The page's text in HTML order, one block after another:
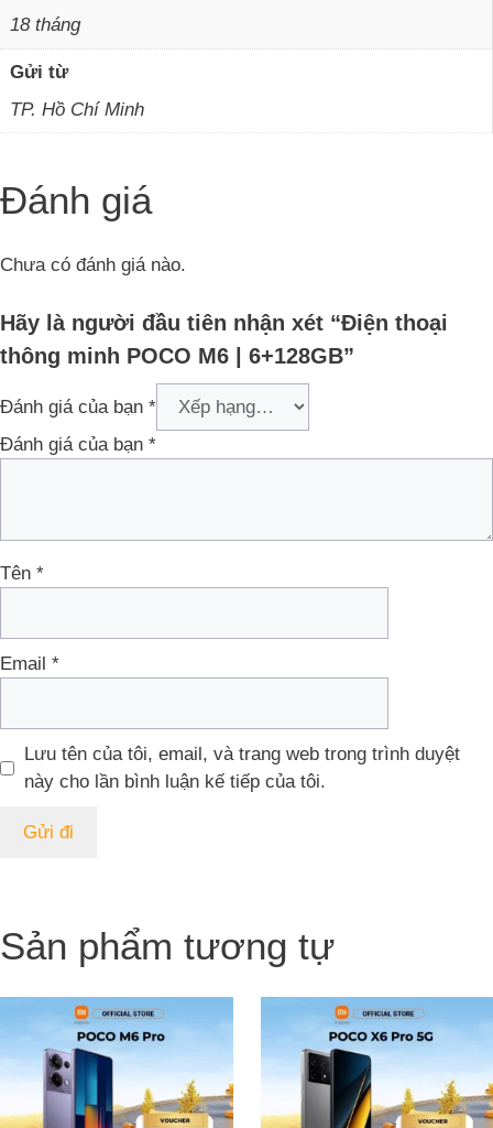
18 tháng
Gửi từ
TP. Hồ Chí Minh
Đánh giá
Chưa có đánh giá nào.
Hãy là người đầu tiên nhận xét “Điện thoại
thông minh POCO M6 | 6+128GB”
Đánh giá của bạn *
Đánh giá của bạn *
Tên *
Email *
Lưu tên của tôi, email, và trang web trong trình duyệt
này cho lần bình luận kế tiếp của tôi.
Sản phẩm tương tự